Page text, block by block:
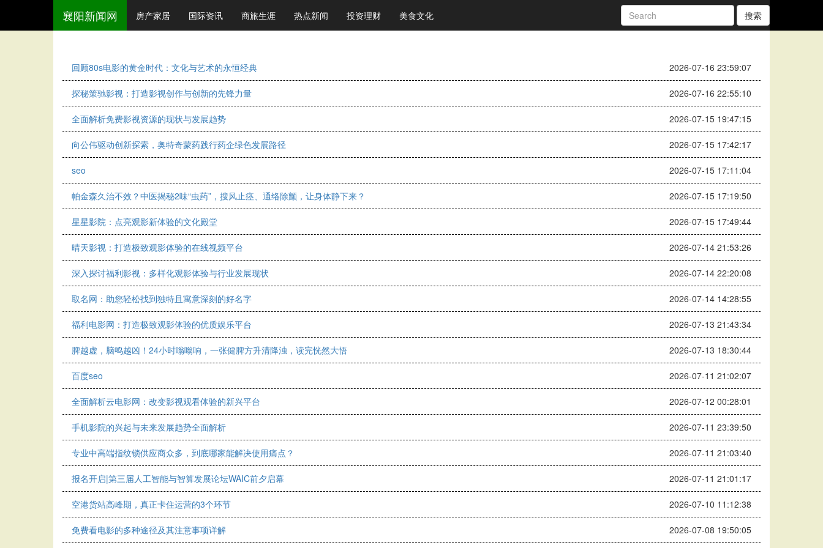
襄阳新闻网 房产家居 国际资讯 商旅生涯 热点新闻 投资理财 美食文化 搜索
回顾80s电影的黄金时代：文化与艺术的永恒经典 2026-07-16 23:59:07
探秘策驰影视：打造影视创作与创新的先锋力量 2026-07-16 22:55:10
全面解析免费影视资源的现状与发展趋势 2026-07-15 19:47:15
向公伟驱动创新探索，奥特奇蒙药践行药企绿色发展路径 2026-07-15 17:42:17
seo 2026-07-15 17:11:04
帕金森久治不效？中医揭秘2味“虫药”，搜风止痉、通络除颤，让身体静下来？ 2026-07-15 17:19:50
星星影院：点亮观影新体验的文化殿堂 2026-07-15 17:49:44
晴天影视：打造极致观影体验的在线视频平台 2026-07-14 21:53:26
深入探讨福利影视：多样化观影体验与行业发展现状 2026-07-14 22:20:08
取名网：助您轻松找到独特且寓意深刻的好名字 2026-07-14 14:28:55
福利电影网：打造极致观影体验的优质娱乐平台 2026-07-13 21:43:34
脾越虚，脑鸣越凶！24小时嗡嗡响，一张健脾方升清降浊，读完恍然大悟 2026-07-13 18:30:44
百度seo 2026-07-11 21:02:07
全面解析云电影网：改变影视观看体验的新兴平台 2026-07-12 00:28:01
手机影院的兴起与未来发展趋势全面解析 2026-07-11 23:39:50
专业中高端指纹锁供应商众多，到底哪家能解决使用痛点？ 2026-07-11 21:03:40
报名开启|第三届人工智能与智算发展论坛WAIC前夕启幕 2026-07-11 21:01:17
空港货站高峰期，真正卡住运营的3个环节 2026-07-10 11:12:38
免费看电影的多种途径及其注意事项详解 2026-07-08 19:50:05